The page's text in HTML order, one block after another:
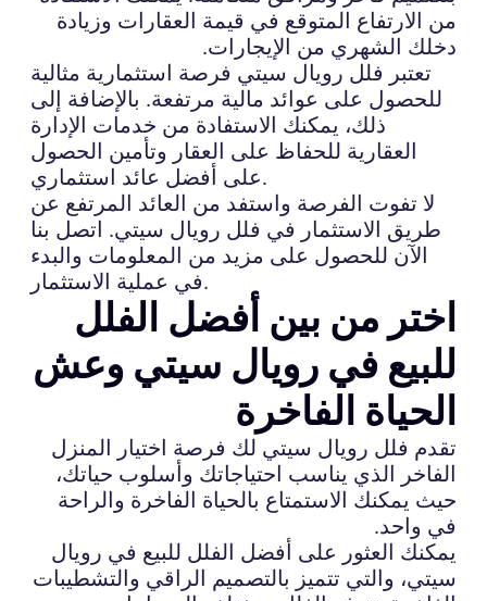
من الارتفاع المتوقع في قيمة العقارات وزيادة
دخلك الشهري من الإيجارات.
تعتبر فلل رويال سيتي فرصة استثمارية مثالية
للحصول على عوائد مالية مرتفعة. بالإضافة إلى
ذلك، يمكنك الاستفادة من خدمات الإدارة
العقارية للحفاظ على العقار وتأمين الحصول
على أفضل عائد استثماري.
لا تفوت الفرصة واستفد من العائد المرتفع عن
طريق الاستثمار في فلل رويال سيتي. اتصل بنا
الآن للحصول على مزيد من المعلومات والبدء
في عملية الاستثمار.
اختر من بين أفضل الفلل
للبيع في رويال سيتي وعش
الحياة الفاخرة
تقدم فلل رويال سيتي لك فرصة اختيار المنزل
الفاخر الذي يناسب احتياجاتك وأسلوب حياتك،
حيث يمكنك الاستمتاع بالحياة الفاخرة والراحة
في واحد.
يمكنك العثور على أفضل الفلل للبيع في رويال
سيتي، والتي تتميز بالتصميم الراقي والتشطيبات